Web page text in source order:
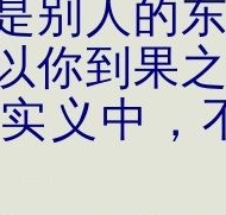
别人的
你到果
义中，